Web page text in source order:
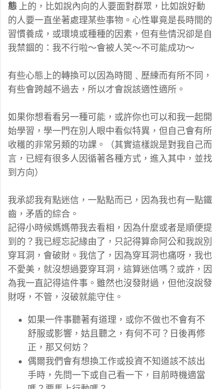
態
上的，比如說內向的人要面對群眾，比如說好動
的人要一直坐著處理某些事物。心性畢竟是長時間的
習慣養成，或環境或種種的因素，但有些情況卻是自
我禁錮的：我不行啦～會被人笑～不可能成功～
有些心態上的轉換可以因為時間﹑歷練而有所不同，
有些會跨越不過去，所以才會說該適性適所。
如果你想看看另一種可能，或許你也可以和我一起開
始學習，學一門在別人眼中看似特異，但自己會有所
收穫的非常另類的功課。（其實這樣說是對我自己而
言，已經有很多人因循著各種方式，進入其中，並找
到方向）
我承認我有點迷信，一點點而已，因為我也有一點鐵
齒，矛盾的綜合。
記得小時候媽媽帶我去看相，因為什麼或者是順便提
到的？我已經忘記緣由了，只記得算命阿公和我說別
穿耳洞，會破財。我信了，因為穿耳洞也痛呀，我也
不愛美，就沒想過要穿耳洞，這算迷信嗎？或許，因
為我一直記得這件事。雖然也沒發財過，但他沒說發
財呀，不管，沒破就能守住。
如果一件事聽著有道理，或你不做也不會有不
舒服或影響，姑且聽之，有何不可？日後再修
正，那又何妨？
偶爾我們會有想換工作或投資不知道該不該出
手時，先問一下或自己看一下，目前時機適當